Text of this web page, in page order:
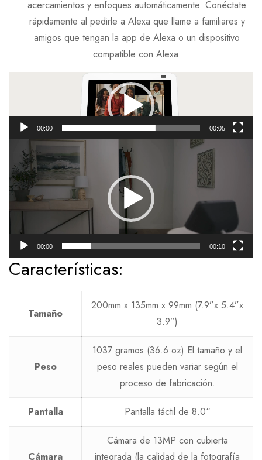
acercamientos y enfoques automáticamente. Conéctate
rápidamente al pedirle a Alexa que llame a familiares y
amigos que tengan la app de Alexa o un dispositivo
compatible con Alexa.
00:00 00:05
Reproductor
de
vídeo
00:00 00:10
Características:
Tamaño
200mm x 135mm x 99mm (7.9”x 5.4”x
3.9”)
Peso
1037 gramos (36.6 oz) El tamaño y el
peso reales pueden variar según el
proceso de fabricación.
Pantalla Pantalla táctil de 8.0“
Cámara
Cámara de 13MP con cubierta
integrada (la calidad de la fotografía